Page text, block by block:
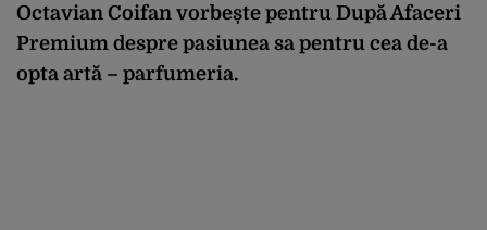
Octavian Coifan vorbește pentru După Afaceri
Premium despre pasiunea sa pentru cea de-a
opta artă – parfumeria.